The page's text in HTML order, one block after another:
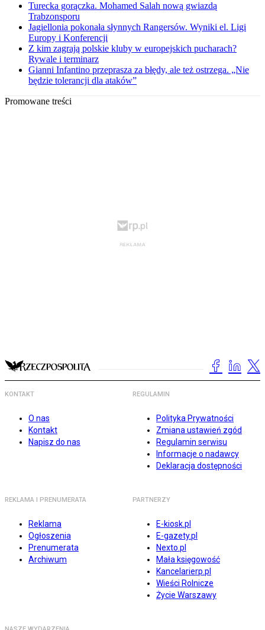
Turecka gorączka. Mohamed Salah nową gwiazdą
Trabzonsporu
Jagiellonia pokonała słynnych Rangersów. Wyniki el. Ligi
Europy i Konferencji
Z kim zagrają polskie kluby w europejskich pucharach?
Rywale i terminarz
Gianni Infantino przeprasza za błędy, ale też ostrzega. „Nie
będzie tolerancji dla ataków”
Promowane treści
KONTAKT
O nas
Kontakt
Napisz do nas
REGULAMIN
Polityka Prywatności
Zmiana ustawień zgód
Regulamin serwisu
Informacje o nadawcy
Deklaracja dostępności
REKLAMA I PRENUMERATA
Reklama
Ogłoszenia
Prenumerata
Archiwum
PARTNERZY
E-kiosk.pl
E-gazety.pl
Nexto.pl
Mała księgowość
Kancelarierp.pl
Wieści Rolnicze
Życie Warszawy